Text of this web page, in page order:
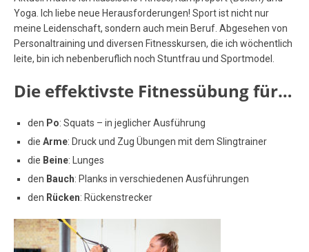
Yoga. Ich liebe neue Herausforderungen! Sport ist nicht nur
meine Leidenschaft, sondern auch mein Beruf. Abgesehen von
Personaltraining und diversen Fitnesskursen, die ich wöchentlich
leite, bin ich nebenberuflich noch Stuntfrau und Sportmodel.
Die effektivste Fitnessübung für…
den Po: Squats – in jeglicher Ausführung
die Arme: Druck und Zug Übungen mit dem Slingtrainer
die Beine: Lunges
den Bauch: Planks in verschiedenen Ausführungen
den Rücken: Rückenstrecker